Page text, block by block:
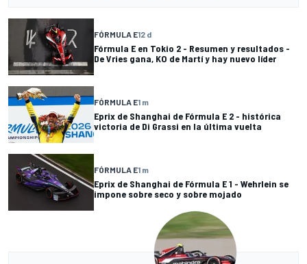
FÓRMULA E12 d
Fórmula E en Tokio 2 - Resumen y resultados -
De Vries gana, KO de Martí y hay nuevo líder
FÓRMULA E1 m
Eprix de Shanghai de Fórmula E 2 - histórica
victoria de Di Grassi en la última vuelta
FÓRMULA E1 m
Eprix de Shanghai de Fórmula E 1 - Wehrlein se
impone sobre seco y sobre mojado